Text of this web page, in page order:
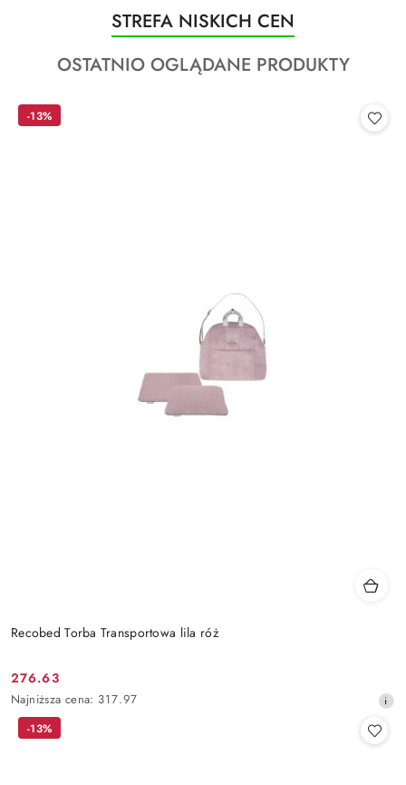
Pomiń karuzelę produktów
Produkty
o
statusie:
STREFA NISKICH CEN
Produkty
statusie:
OSTATNIO OGLĄDANE PRODUKTY
Recobed Torba Transportowa lila róż
Cena
promocyjna:
276.63
Najniższa
cena
Najniższa cena: 317.97
-13%
-13%